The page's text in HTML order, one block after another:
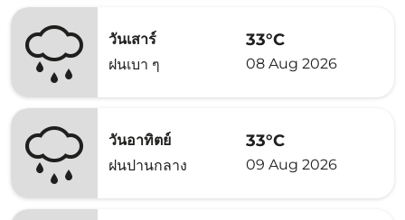
วันเสาร์
ฝนเบา ๆ
33°C
08 Aug 2026
วันอาทิตย์
ฝนปานกลาง
33°C
09 Aug 2026